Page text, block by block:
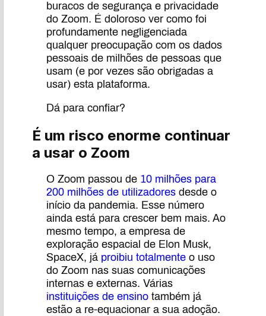
buracos de segurança e privacidade
do Zoom. É doloroso ver como foi
profundamente negligenciada
qualquer preocupação com os dados
pessoais de milhões de pessoas que
usam (e por vezes são obrigadas a
usar) esta plataforma.
Dá para confiar?
É um risco enorme continuar
a usar o Zoom
O Zoom passou de 10 milhões para
200 milhões de utilizadores desde o
início da pandemia. Esse número
ainda está para crescer bem mais. Ao
mesmo tempo, a empresa de
exploração espacial de Elon Musk,
SpaceX, já proibiu totalmente o uso
do Zoom nas suas comunicações
internas e externas. Várias
instituições de ensino também já
estão a re-equacionar a sua adoção.